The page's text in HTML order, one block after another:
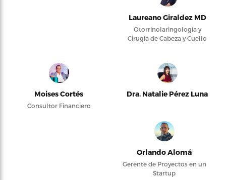
Laureano Giraldez MD
Otorrinolaringología y
Cirugía de Cabeza y Cuello
Moises Cortés
Consultor Financiero
Dra. Natalie Pérez Luna
Orlando Alomá
Gerente de Proyectos en un
Startup